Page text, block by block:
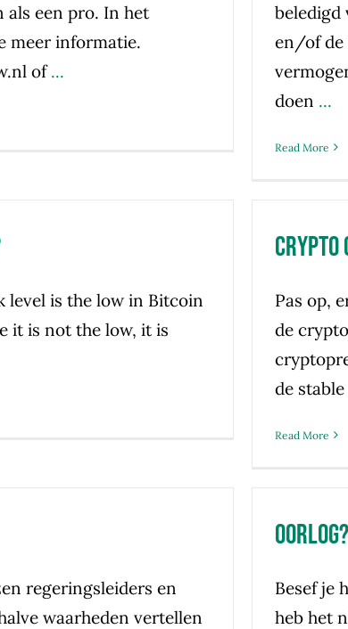
als een pro. In het
meer informatie.
of...
beledigd
en/of de
doen ...
Read More
level is the low in Bitcoin
it is not the low, it is
Crypto
Pas op,
de
de
Read More
regeringsleiders en
waarheden vertellen
Besef je
heb het